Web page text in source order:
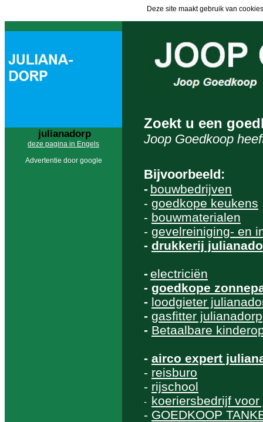
Deze site maakt gebruik van
julianadorp
deze pagina in Engels
Advertentie door google
Zoekt u een
Joop Goedkoop
Bijvoorbeeld:
- bouwbedrijven
- goedkope keukens
- bouwmaterialen
- gevelreiniging- en
- drukkerij
- electriciën
- goedkope
- loodgieter
- gasfitter julianadorp
- Betaalbare
- airco expert
- reisburo
- rijschool
- koeriersbedrijf
- GOEDKOOP